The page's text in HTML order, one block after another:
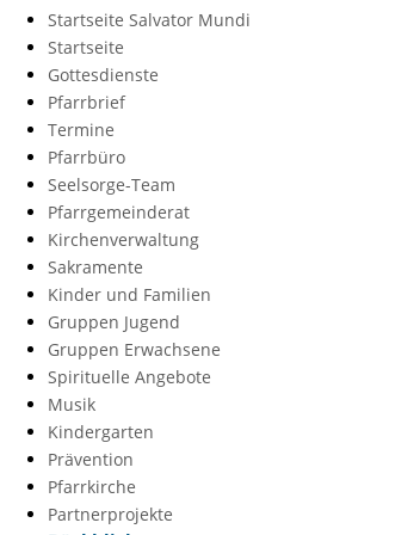
Startseite Salvator Mundi
Startseite
Gottesdienste
Pfarrbrief
Termine
Pfarrbüro
Seelsorge-Team
Pfarrgemeinderat
Kirchenverwaltung
Sakramente
Kinder und Familien
Gruppen Jugend
Gruppen Erwachsene
Spirituelle Angebote
Musik
Kindergarten
Prävention
Pfarrkirche
Partnerprojekte